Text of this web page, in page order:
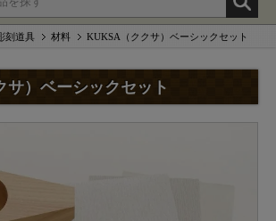
刻道具 材料 KUKSA（ククサ）ベーシックセット
サ）ベーシックセット